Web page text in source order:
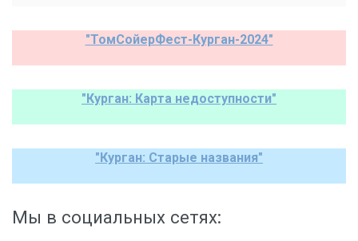
"ТомСойерФест-Курган-2024"
"Курган: Карта недоступности"
"Курган: Старые названия"
Мы в социальных сетях: